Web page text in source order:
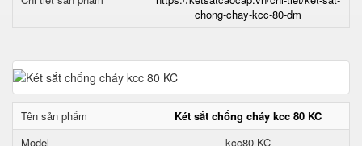
chong-chay-kcc-80-dm
Tên sản phẩm
Két sắt chống cháy kcc 80 KC
Model
kcc80 KC